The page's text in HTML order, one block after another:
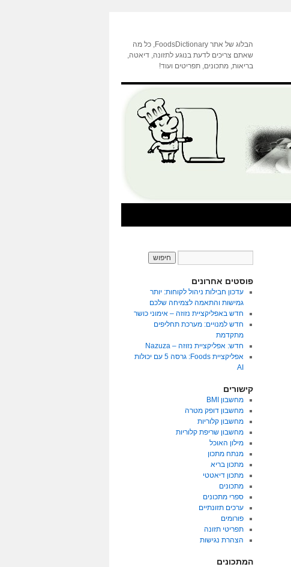
הבלוג של אתר FoodsDictionary, כל מה
שאתם צריכים לדעת בנוגע לתזונה, דיאטה,
בריאות, מתכונים, תפריטים ועוד!
פוסטים אחרונים
עדכון חבילות ניהול לקוחות: יותר
גמישות והתאמה לצמיחה שלכם
חדש באפליקציית נזוזה – אימוני כושר
חדש למנויים: מערכת תחליפים
מתקדמת
חדש: אפליקציית נזוזה – Nazuza
אפליקציית Foods: גרסה 5 עם יכולות
AI
קישורים
מחשבון BMI
מחשבון דופק מטרה
מחשבון קלוריות
מחשבון שריפת קלוריות
מילון האוכל
מנתח מתכון
מתכון בריא
מתכון דיאטטי
מתכונים
ספרי מתכונים
ערכים תזונתיים
פורומים
תפריטי תזונה
הצהרת נגישות
המתכונים